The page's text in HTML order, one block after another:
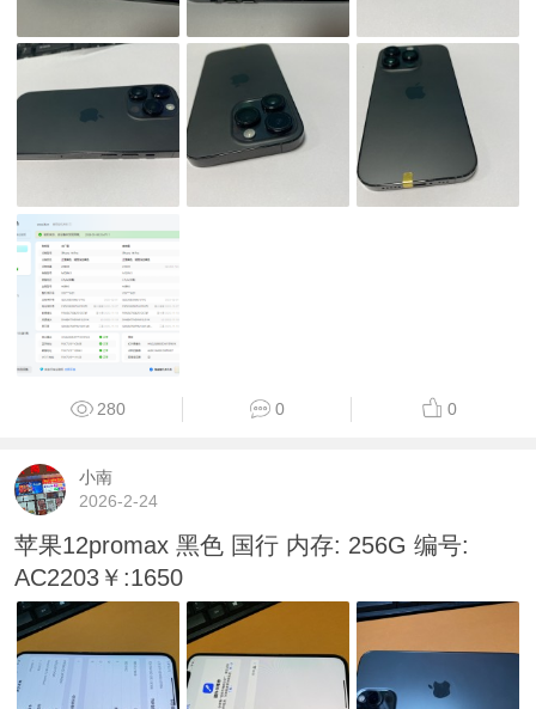
280 0 0
小南
2026-2-24
苹果12promax 黑色 国行 内存: 256G 编号:
AC2203￥:1650